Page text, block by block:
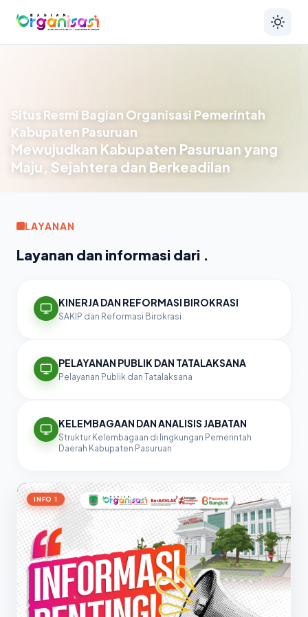
Situs Resmi Bagian Organisasi Pemerintah
Kabupaten Pasuruan
Mewujudkan Kabupaten Pasuruan yang
Maju, Sejahtera dan Berkeadilan
LAYANAN
Layanan dan informasi dari .
KINERJA DAN REFORMASI BIROKRASI
SAKIP dan Reformasi Birokrasi
PELAYANAN PUBLIK DAN TATALAKSANA
Pelayanan Publik dan Tatalaksana
KELEMBAGAAN DAN ANALISIS JABATAN
Struktur Kelembagaan di lingkungan Pemerintah
Daerah Kabupaten Pasuruan
INFO 1